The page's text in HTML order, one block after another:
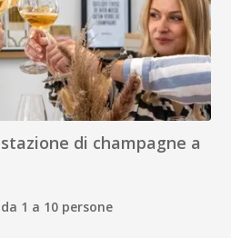
di champagne a
1 a 10 persone